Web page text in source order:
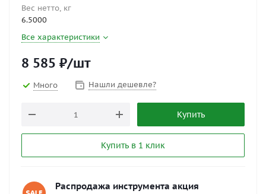
Вес нетто, кг
6.5000
Все характеристики
8 585 ₽/шт
Много Нашли дешевле?
Купить
Купить в 1 клик
Распродажа инструмента акция